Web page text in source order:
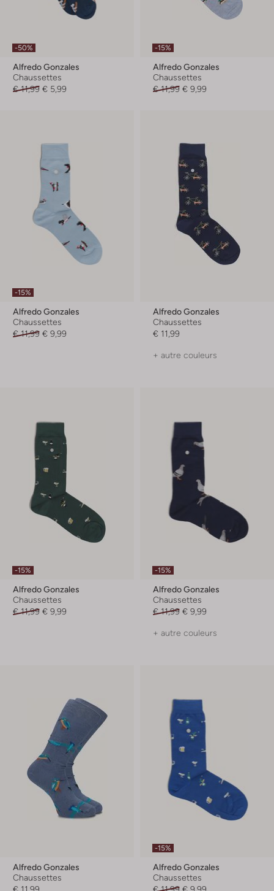
-50%
Alfredo Gonzales
Chaussettes
€ 11,99 € 5,99
-15%
Alfredo Gonzales
Chaussettes
€ 11,99 € 9,99
-15%
Alfredo Gonzales
Chaussettes
€ 11,99 € 9,99
Alfredo Gonzales
Chaussettes
€ 11,99
+ autre couleurs
-15%
Alfredo Gonzales
Chaussettes
€ 11,99 € 9,99
-15%
Alfredo Gonzales
Chaussettes
€ 11,99 € 9,99
+ autre couleurs
Alfredo Gonzales
Chaussettes
-15%
Alfredo Gonzales
Chaussettes